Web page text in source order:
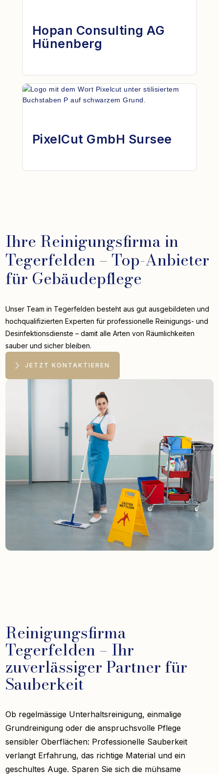
Hopan Consulting AG
Hünenberg
PixelCut GmbH Sursee
Ihre Reinigungsfirma in
Tegerfelden – Top-Anbieter
für Gebäudepflege
Unser Team in Tegerfelden besteht aus gut ausgebildeten und
hochqualifizierten Experten für professionelle Reinigungs- und
Desinfektionsdienste – damit alle Arten von Räumlichkeiten
sauber und sicher bleiben.
JETZT KONTAKTIEREN
Reinigungsfirma
Tegerfelden – Ihr
zuverlässiger Partner für
Sauberkeit
Ob regelmässige Unterhaltsreinigung, einmalige
Grundreinigung oder die anspruchsvolle Pflege
sensibler Oberflächen: Professionelle Sauberkeit
verlangt Erfahrung, das richtige Material und ein
geschultes Auge. Sparen Sie sich die mühsame